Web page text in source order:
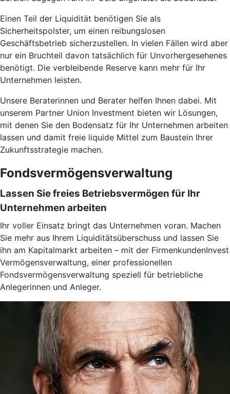
Einen Teil der Liquidität benötigen Sie als
Sicherheitspolster, um einen reibungslosen
Geschäftsbetrieb sicherzustellen. In vielen Fällen wird aber
nur ein Bruchteil davon tatsächlich für Unvorhergesehenes
benötigt. Die verbleibende Reserve kann mehr für Ihr
Unternehmen leisten.
Unsere Beraterinnen und Berater helfen Ihnen dabei. Mit
unserem Partner Union Investment bieten wir Lösungen,
mit denen Sie den Bodensatz für Ihr Unternehmen arbeiten
lassen und damit freie liquide Mittel zum Baustein Ihrer
Zukunftsstrategie machen.
Fondsvermögensverwaltung
Lassen Sie freies Betriebsvermögen für Ihr
Unternehmen arbeiten
Ihr voller Einsatz bringt das Unternehmen voran. Machen
Sie mehr aus Ihrem Liquiditätsüberschuss und lassen Sie
ihn am Kapitalmarkt arbeiten – mit der FirmenkundenInvest
Vermögensverwaltung, einer professionellen
Fondsvermögensverwaltung speziell für betriebliche
Anlegerinnen und Anleger.